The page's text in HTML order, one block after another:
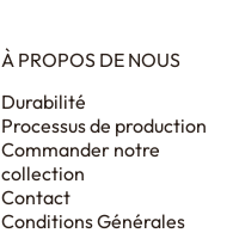
À PROPOS DE NOUS
Durabilité
Processus de production
Commander notre
collection
Contact
Conditions Générales